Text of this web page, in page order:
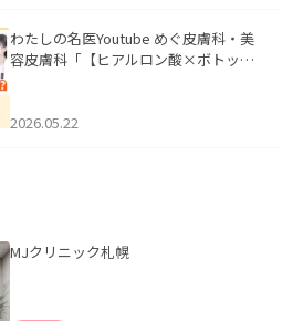
わたしの名医Youtube めぐ皮膚科・美
容皮膚科「【ヒアルロン酸×ボトック
た。
2026.05.22
MJクリニック札幌